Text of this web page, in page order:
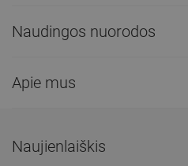
Naudingos nuorodos
Apie mus
Naujienlaiškis